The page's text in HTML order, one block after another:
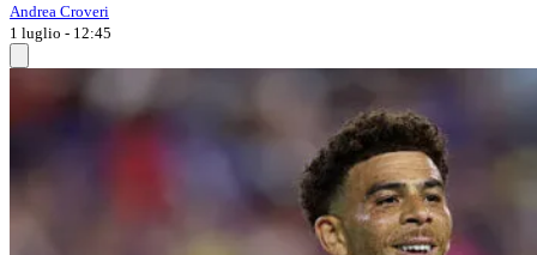
Andrea Croveri
1 luglio - 12:45